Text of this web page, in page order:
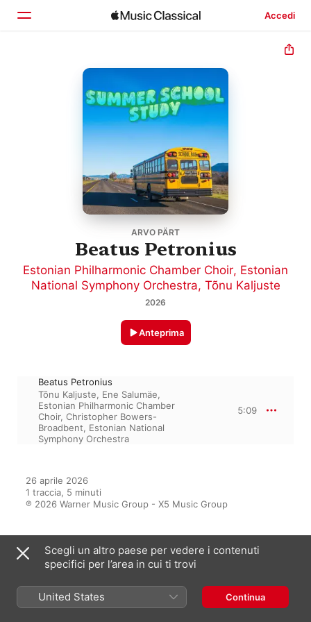
Accedi
ARVO PÄRT
Beatus Petronius
Estonian Philharmonic Chamber Choir, Estonian
National Symphony Orchestra, Tõnu Kaljuste
2026
Anteprima
Beatus Petronius
Tõnu Kaljuste, Ene Salumäe,
Estonian Philharmonic Chamber
Choir, Christopher Bowers-
Broadbent, Estonian National
Symphony Orchestra
5:09
26 aprile 2026
1 traccia, 5 minuti
℗ 2026 Warner Music Group - X5 Music Group
Dall’album
Scegli un altro paese per vedere i contenuti
specifici per l’area in cui ti trovi
United States Continua